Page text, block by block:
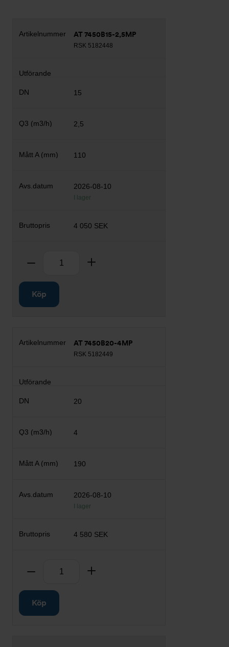
AT 7450B15-2,5MP
RSK 5182448
15
2,5
110
2026-08-10
I lager
4 050 SEK
Ta bort
Köp
AT 7450B20-4MP
RSK 5182449
20
4
190
2026-08-10
I lager
4 580 SEK
Ta bort
Köp